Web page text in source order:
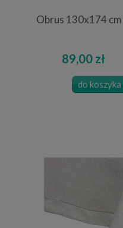
Obrus 130x174
89,00 zł
do koszyka